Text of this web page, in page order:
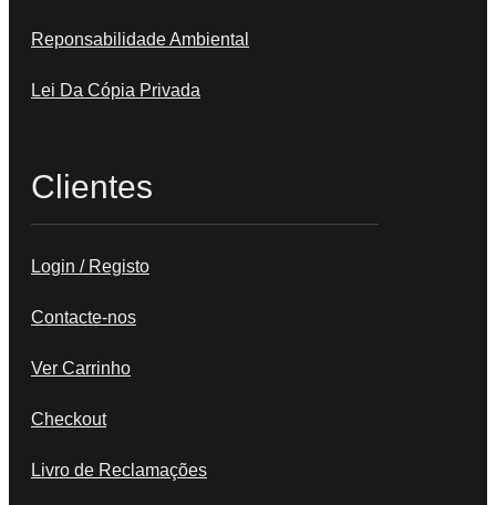
Reponsabilidade Ambiental
Lei Da Cópia Privada
Clientes
Login / Registo
Contacte-nos
Ver Carrinho
Checkout
Livro de Reclamações